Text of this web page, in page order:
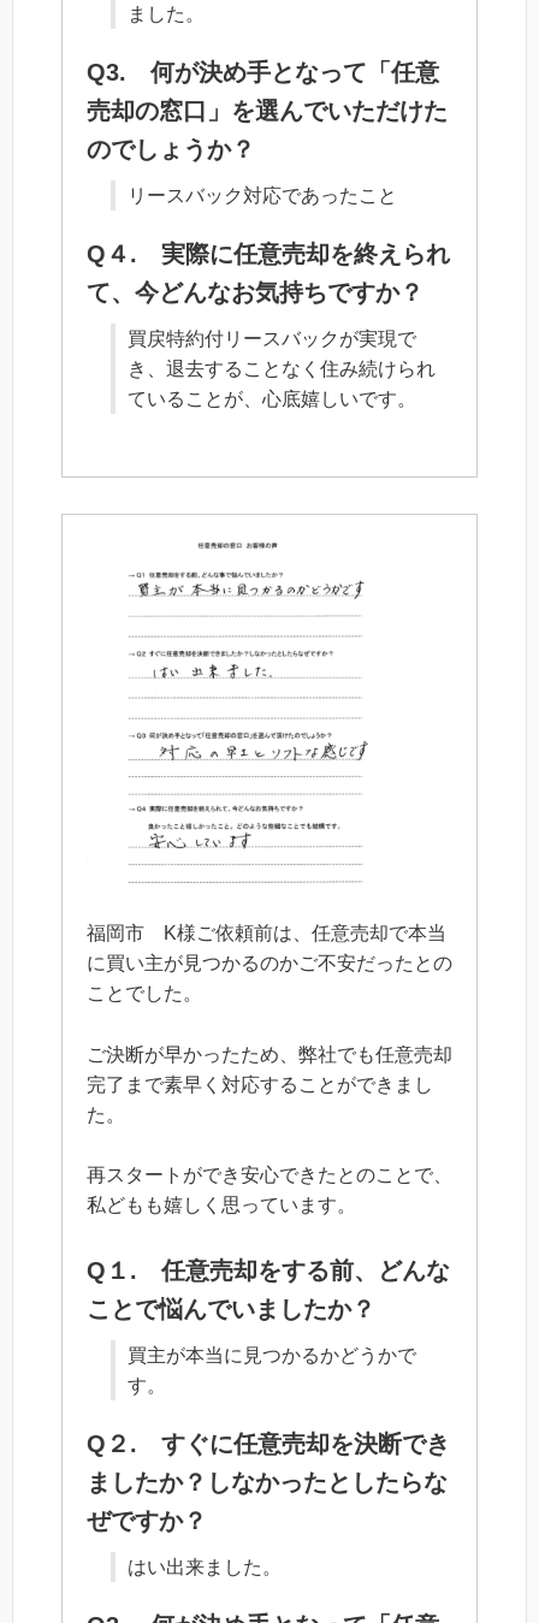
ました。
Q3. 何が決め手となって「任意
売却の窓口」を選んでいただけた
のでしょうか？
リースバック対応であったこと
Q４. 実際に任意売却を終えられ
て、今どんなお気持ちですか？
買戻特約付リースバックが実現で
き、退去することなく住み続けられ
ていることが、心底嬉しいです。
福岡市 K様ご依頼前は、任意売却で本当
に買い主が見つかるのかご不安だったとの
ことでした。
ご決断が早かったため、弊社でも任意売却
完了まで素早く対応することができまし
た。
再スタートができ安心できたとのことで、
私どもも嬉しく思っています。
Q１. 任意売却をする前、どんな
ことで悩んでいましたか？
買主が本当に見つかるかどうかで
す。
Q２. すぐに任意売却を決断でき
ましたか？しなかったとしたらな
ぜですか？
はい出来ました。